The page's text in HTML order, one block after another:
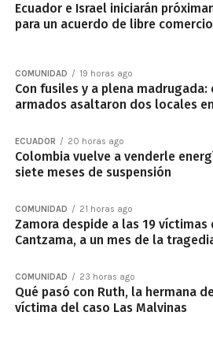
Ecuador e Israel iniciarán
para un acuerdo de libre comercio
COMUNIDAD 19 horas ago
Con fusiles y a plena
armados asaltaron dos locales
ECUADOR 20 horas ago
Colombia vuelve a venderle
siete meses de suspensión
COMUNIDAD 21 horas ago
Zamora despide a las 19
Cantzama, a un mes de la
COMUNIDAD 23 horas ago
Qué pasó con Ruth, la hermana
víctima del caso Las Malvinas